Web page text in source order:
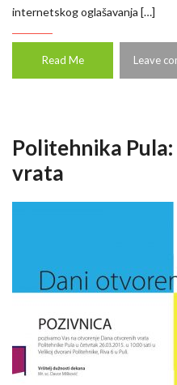
internetskog oglašavanja […]
Read Me Leave
Politehnika
vrata